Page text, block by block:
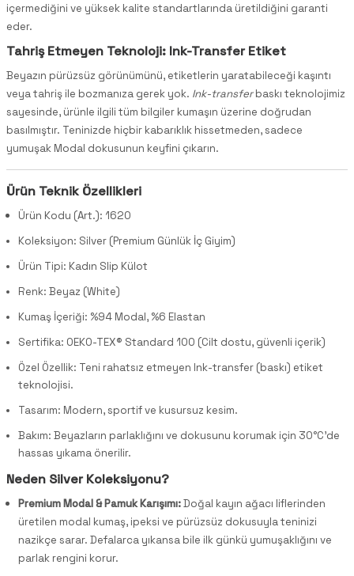
içermediğini ve yüksek kalite standartlarında üretildiğini garanti
eder.
Tahriş Etmeyen Teknoloji: Ink-Transfer Etiket
Beyazın pürüzsüz görünümünü, etiketlerin yaratabileceği kaşıntı
veya tahriş ile bozmanıza gerek yok. Ink-transferbaskı teknolojimiz
sayesinde, ürünle ilgili tüm bilgiler kumaşın üzerine doğrudan
basılmıştır. Teninizde hiçbir kabarıklık hissetmeden, sadece
yumuşak Modal dokusunun keyfini çıkarın.
Ürün Teknik Özellikleri
Ürün Kodu (Art.): 1620
Koleksiyon: Silver (Premium Günlük İç Giyim)
Ürün Tipi: Kadın Slip Külot
Renk: Beyaz (White)
Kumaş İçeriği: %94 Modal, %6 Elastan
Sertifika: OEKO-TEX® Standard 100 (Cilt dostu, güvenli içerik)
Özel Özellik: Teni rahatsız etmeyen Ink-transfer (baskı) etiket
teknolojisi.
Tasarım: Modern, sportif ve kusursuz kesim.
Bakım: Beyazların parlaklığını ve dokusunu korumak için 30°C'de
hassas yıkama önerilir.
Neden Silver Koleksiyonu?
Premium Modal & Pamuk Karışımı:Doğal kayın ağacı liflerinden
üretilen modal kumaş, ipeksi ve pürüzsüz dokusuyla teninizi
nazikçe sarar. Defalarca yıkansa bile ilk günkü yumuşaklığını ve
parlak rengini korur.